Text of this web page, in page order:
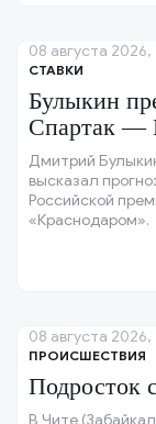
СТАВКИ
Булыкин
Спартак —
Дмитрий
высказал
Российской
«Краснодаром».
08 августа 2026,
ПРОИСШЕСТВИЯ
Подросток
В Чите
08 августа 2026,